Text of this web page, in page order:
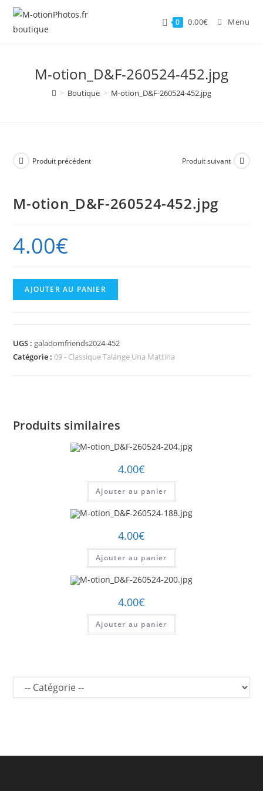
Skip
content
0 0.00€ Menu
M-otion_D&F-260524-452.jpg
> Boutique > M-otion_D&F-260524-452.jpg
Produit précédent Produit suivant
M-otion_D&F-260524-452.jpg
4.00€
quantité
de
260524-
452.jpg
AJOUTER AU PANIER
UGS : galadomfriends2024-452
Catégorie :09 - Classique Talange Una Mattina
Produits similaires
4.00€
Ajouter au panier
4.00€
Ajouter au panier
4.00€
Ajouter au panier